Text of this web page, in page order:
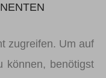
zugreifen. Um auf
können, benötigst